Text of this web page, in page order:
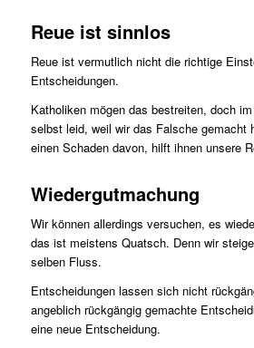
Reue ist sinnlos
Reue ist vermutlich nicht die richtige
Entscheidungen.
Katholiken mögen das bestreiten, doch
selbst leid, weil wir das Falsche gemacht
einen Schaden davon, hilft ihnen unsere
Wiedergutmachung
Wir können allerdings versuchen, es
das ist meistens Quatsch. Denn wir
selben Fluss.
Entscheidungen lassen sich nicht
angeblich rückgängig gemachte
eine neue Entscheidung.